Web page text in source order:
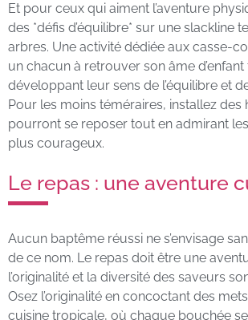
Et pour ceux qui aiment l’aventure
des *défis d’équilibre* sur une slackline
arbres. Une activité dédiée aux casse-
un chacun à retrouver son âme
développant leur sens de l’équilibre et
Pour les moins téméraires, installez des
pourront se reposer tout en admirant
plus courageux.
Le repas : une aventure
Aucun baptême réussi ne s’envisage
de ce nom. Le repas doit être une
l’originalité et la diversité des saveurs
Osez l’originalité en concoctant des
cuisine tropicale, où chaque bouchée